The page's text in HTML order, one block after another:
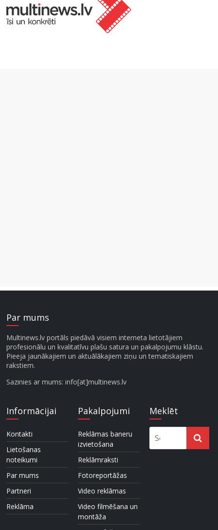
Par mums
Multinews.lv portāls piedāvā visiem interneta lietotājiem
profesionālu un kvalitatīvu plašu satura un pakalpojumu klāstu.
Pieeja jaunākajiem un aktuālākajiem ziņu un tematiskajiem
rakstiem.
Sazinies ar mums: info[at]multinews.lv
Informācijai
Kontakti
Lietošanas
noteikumi
Par mums
Partneri
Reklāma
Pakalpojumi
Reklāmas baneru
izvietošana
Reklāmraksti
Fotoreportāžas
Video reklāmas
Video filmēšana un
montāža
Meklēt